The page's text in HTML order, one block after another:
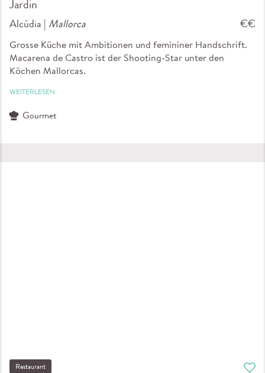
Jardin
Alcúdia | Mallorca €€
Grosse Küche mit Ambitionen und femininer Handschrift.
Macarena de Castro ist der Shooting-Star unter den
Köchen Mallorcas.
WEITERLESEN
Gourmet
Restaurant